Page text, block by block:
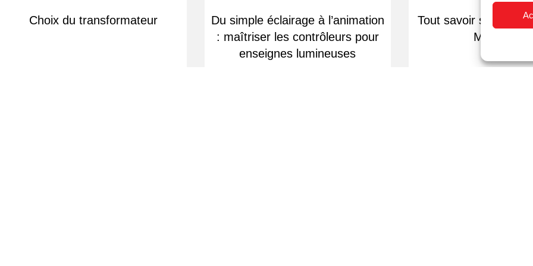
Choix du transformateur
Du simple éclairage à l’animation
: maîtriser les contrôleurs pour
enseignes lumineuses
Tout savoir sur le
MatelClear